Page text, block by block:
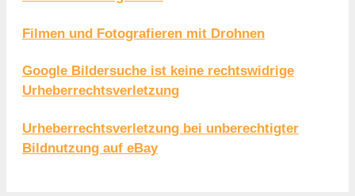
Filmen und Fotografieren mit Drohnen
Google Bildersuche ist keine rechtswidrige
Urheberrechtsverletzung
Urheberrechtsverletzung bei unberechtigter
Bildnutzung auf eBay